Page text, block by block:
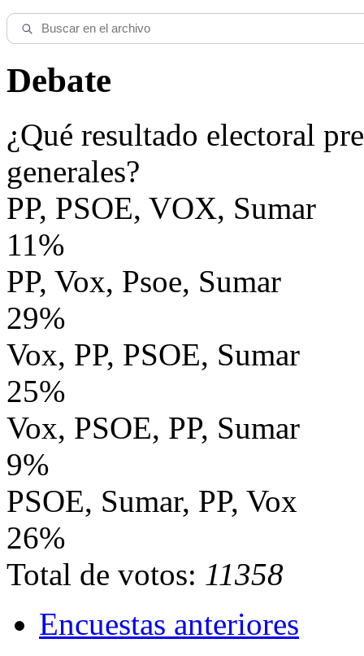
Debate
¿Qué resultado electoral
generales?
PP, PSOE, VOX, Sumar
11%
PP, Vox, Psoe, Sumar
29%
Vox, PP, PSOE, Sumar
25%
Vox, PSOE, PP, Sumar
9%
PSOE, Sumar, PP, Vox
26%
Total de votos: 11358
Encuestas anteriores